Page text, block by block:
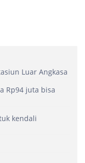
Luar Angkasa
Rp94 juta bisa
kendali